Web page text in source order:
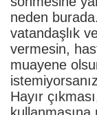
neden
vatandaşlık
vermesin,
muayene
Hayır